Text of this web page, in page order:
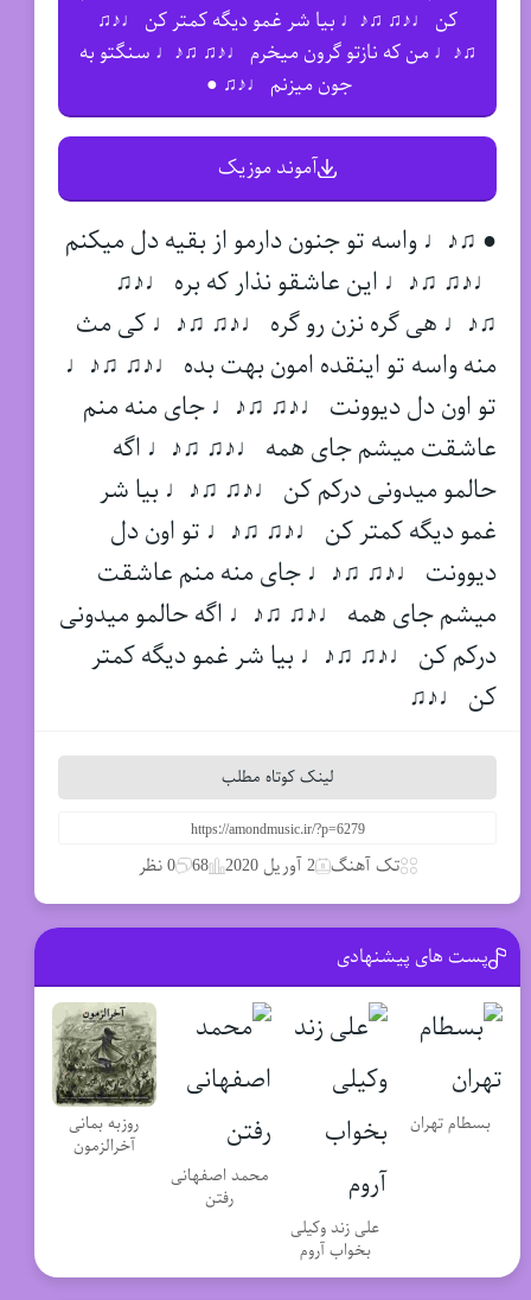
کن ♩♪♫ ♫♪♩ بیا شر غمو دیگه کمتر کن ♩♪♫
♫♪♩ من که نازتو گرون میخرم ♩♪♫ ♫♪♩ سنگتو به
جون میزنم ♩♪♫ ●
آموند موزیک
● ♫♪♩ واسه تو جنون دارمو از بقیه دل میکنم
♩♪♫ ♫♪♩ این عاشقو نذار که بره ♩♪♫
♫♪♩ هی گره نزن رو گره ♩♪♫ ♫♪♩ کی مث
منه واسه تو اینقده امون بهت بده ♩♪♫ ♫♪♩
تو اون دل دیوونت ♩♪♫ ♫♪♩ جای منه منم
عاشقت میشم جای همه ♩♪♫ ♫♪♩ اگه
حالمو میدونی درکم کن ♩♪♫ ♫♪♩ بیا شر
غمو دیگه کمتر کن ♩♪♫ ♫♪♩ تو اون دل
دیوونت ♩♪♫ ♫♪♩ جای منه منم عاشقت
میشم جای همه ♩♪♫ ♫♪♩ اگه حالمو میدونی
درکم کن ♩♪♫ ♫♪♩ بیا شر غمو دیگه کمتر
کن ♩♪♫
لینک کوتاه مطلب
تک آهنگ 2 آوریل 2020 68 0 نظر
پست های پیشنهادی
بسطام تهران
علی زند وکیلی
بخواب آروم
محمد اصفهانی
رفتن
روزبه بمانی
آخرالزمون